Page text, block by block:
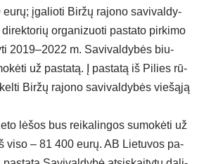
eu­rų; įga­lio­ti Bir­žų ra­jo­no sa­vi­val­dy­
or­ga­ni­zuo­ti pa­sta­to pir­ki­mo
2019–2022 m. Sa­vi­val­dy­bės biu­
už pa­sta­tą. Į pa­sta­tą iš Pi­lies rū­
Bir­žų ra­jo­no sa­vi­val­dy­bės vie­šą­ją
lė­šos bus rei­ka­lin­gos su­mo­kė­ti už
vi­so – 81 400 eu­rų. AB Lie­tu­vos pa­